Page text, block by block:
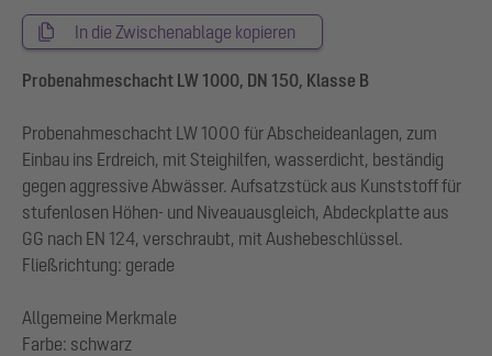
In die Zwischenablage kopieren
Probenahmeschacht LW 1000, DN 150, Klasse B
Probenahmeschacht LW 1000 für Abscheideanlagen, zum
Einbau ins Erdreich, mit Steighilfen, wasserdicht, beständig
gegen aggressive Abwässer. Aufsatzstück aus Kunststoff für
stufenlosen Höhen- und Niveauausgleich, Abdeckplatte aus
GG nach EN 124, verschraubt, mit Aushebeschlüssel.
Fließrichtung: gerade
Allgemeine Merkmale
Farbe: schwarz